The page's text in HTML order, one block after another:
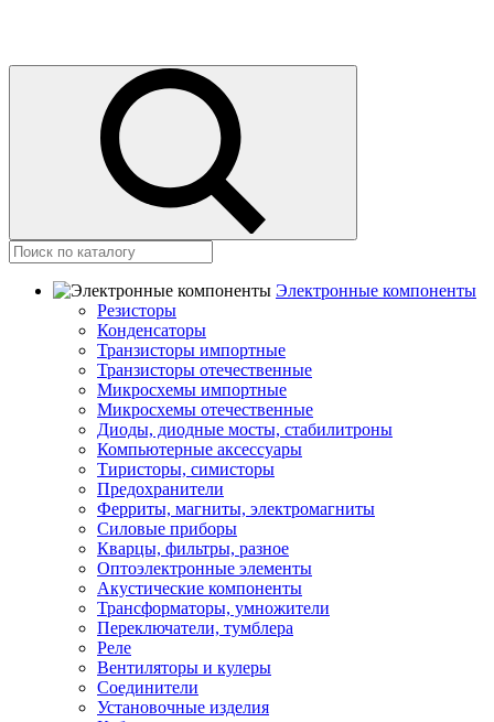
Электронные компоненты
Резисторы
Конденсаторы
Транзисторы импортные
Транзисторы отечественные
Микросхемы импортные
Микросхемы отечественные
Диоды, диодные мосты, стабилитроны
Компьютерные аксессуары
Тиристоры, симисторы
Предохранители
Ферриты, магниты, электромагниты
Силовые приборы
Кварцы, фильтры, разное
Оптоэлектронные элементы
Акустические компоненты
Трансформаторы, умножители
Переключатели, тумблера
Реле
Вентиляторы и кулеры
Соединители
Установочные изделия